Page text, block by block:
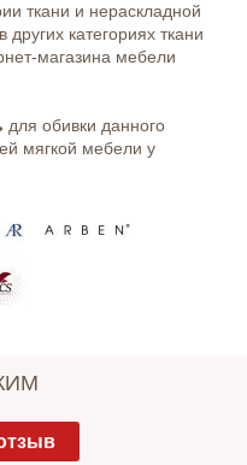
ткани и нераскладной
категориях ткани
магазина мебели
для обивки данного
мягкой мебели у